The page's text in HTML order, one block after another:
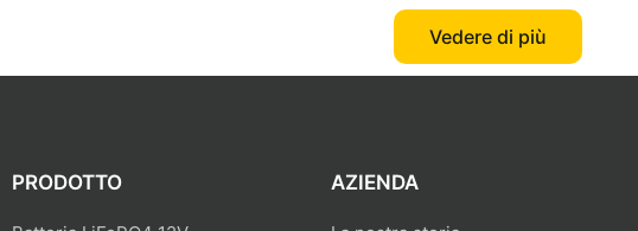
Vedere di più
PRODOTTO AZIENDA